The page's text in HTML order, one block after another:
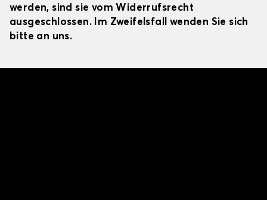
werden, sind sie vom Widerrufsrecht
ausgeschlossen. Im Zweifelsfall wenden Sie sich
bitte an uns.